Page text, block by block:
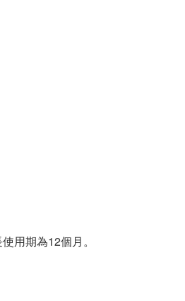
用期為12個月。